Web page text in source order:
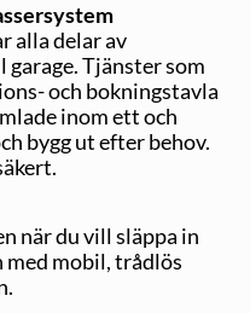
alla delar av
Tjänster som
och bokningstavla
inom ett och
bygg ut efter behov.
när du vill släppa in
med mobil, trådlös